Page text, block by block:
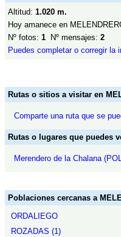
Altitud: 1.020 m.
Hoy amanece en
Nº fotos: 1 Nº mensajes: 2
Puedes completar o corregir la
Rutas o sitios a visitar en
Comparte una ruta que se
Rutas o lugares que puedes
Merendero de la Chalana
Poblaciones cercanas a
ORDALIEGO
ROZADAS (1)